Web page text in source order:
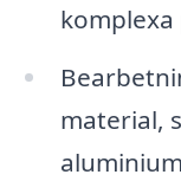
material,
aluminium